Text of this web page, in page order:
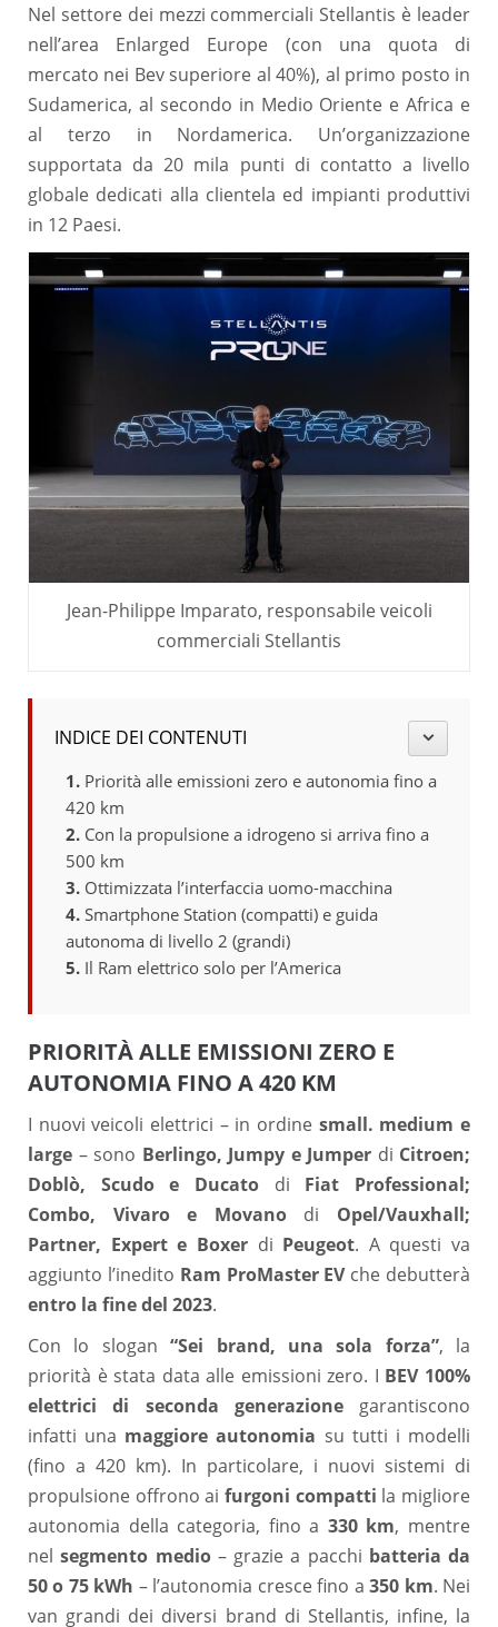
Nel settore dei mezzi commerciali Stellantis è leader
nell’area Enlarged Europe (con una quota di
mercato nei Bev superiore al 40%), al primo posto in
Sudamerica, al secondo in Medio Oriente e Africa e
al terzo in Nordamerica. Un’organizzazione
supportata da 20 mila punti di contatto a livello
globale dedicati alla clientela ed impianti produttivi
in 12 Paesi.
Jean-Philippe Imparato, responsabile veicoli
commerciali Stellantis
INDICE DEI CONTENUTI
Priorità alle emissioni zero e autonomia fino a
420 km
Con la propulsione a idrogeno si arriva fino a
500 km
Ottimizzata l’interfaccia uomo-macchina
Smartphone Station (compatti) e guida
autonoma di livello 2 (grandi)
Il Ram elettrico solo per l’America
PRIORITÀ ALLE EMISSIONI ZERO E
AUTONOMIA FINO A 420 KM
I nuovi veicoli elettrici – in ordine small. medium e
large – sono Berlingo, Jumpy e Jumper di Citroen;
Doblò, Scudo e Ducato di Fiat Professional;
Combo, Vivaro e Movano di Opel/Vauxhall;
Partner, Expert e Boxer di Peugeot. A questi va
aggiunto l’inedito Ram ProMaster EVche debutterà
entro la fine del 2023.
Con lo slogan “Sei brand, una sola forza”, la
priorità è stata data alle emissioni zero. I BEV 100%
elettrici di seconda generazionegarantiscono
infatti una maggiore autonomia su tutti i modelli
(fino a 420 km). In particolare, i nuovi sistemi di
propulsione offrono ai furgoni compatti la migliore
autonomia della categoria, fino a 330 km, mentre
nelsegmento medio– grazie a pacchi batteria da
50 o 75 kWh – l’autonomia cresce fino a350 km. Nei
van grandi dei diversi brand di Stellantis, infine, la